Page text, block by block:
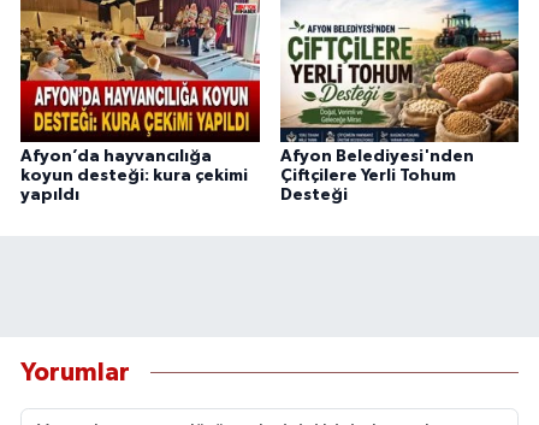
Afyon’da hayvancılığa
koyun desteği: kura çekimi
yapıldı
Afyon Belediyesi'nden
Çiftçilere Yerli Tohum
Desteği
Yorumlar